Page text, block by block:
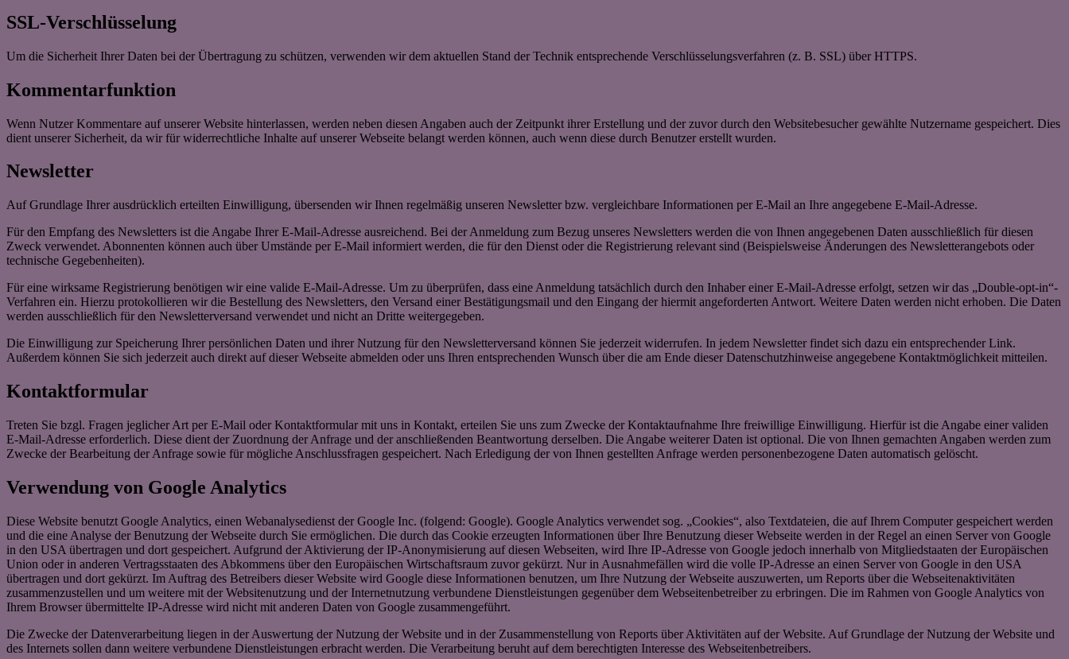
SSL-Verschlüsselung
Um die Sicherheit Ihrer Daten bei der Übertragung zu schützen, verwenden wir dem aktuellen Stand der Technik entsprechende Verschlüsselungsverfahren (z. B. SSL) über HTTPS.
Kommentarfunktion
Wenn Nutzer Kommentare auf unserer Website hinterlassen, werden neben diesen Angaben auch der Zeitpunkt ihrer Erstellung und der zuvor durch den Websitebesucher gewählte Nutzername gespeichert. Dies
dient unserer Sicherheit, da wir für widerrechtliche Inhalte auf unserer Webseite belangt werden können, auch wenn diese durch Benutzer erstellt wurden.
Newsletter
Auf Grundlage Ihrer ausdrücklich erteilten Einwilligung, übersenden wir Ihnen regelmäßig unseren Newsletter bzw. vergleichbare Informationen per E-Mail an Ihre angegebene E-Mail-Adresse.
Für den Empfang des Newsletters ist die Angabe Ihrer E-Mail-Adresse ausreichend. Bei der Anmeldung zum Bezug unseres Newsletters werden die von Ihnen angegebenen Daten ausschließlich für diesen
Zweck verwendet. Abonnenten können auch über Umstände per E-Mail informiert werden, die für den Dienst oder die Registrierung relevant sind (Beispielsweise Änderungen des Newsletterangebots oder
technische Gegebenheiten).
Für eine wirksame Registrierung benötigen wir eine valide E-Mail-Adresse. Um zu überprüfen, dass eine Anmeldung tatsächlich durch den Inhaber einer E-Mail-Adresse erfolgt, setzen wir das „Double-opt-in“-
Verfahren ein. Hierzu protokollieren wir die Bestellung des Newsletters, den Versand einer Bestätigungsmail und den Eingang der hiermit angeforderten Antwort. Weitere Daten werden nicht erhoben. Die Daten
werden ausschließlich für den Newsletterversand verwendet und nicht an Dritte weitergegeben.
Die Einwilligung zur Speicherung Ihrer persönlichen Daten und ihrer Nutzung für den Newsletterversand können Sie jederzeit widerrufen. In jedem Newsletter findet sich dazu ein entsprechender Link.
Außerdem können Sie sich jederzeit auch direkt auf dieser Webseite abmelden oder uns Ihren entsprechenden Wunsch über die am Ende dieser Datenschutzhinweise angegebene Kontaktmöglichkeit mitteilen.
Kontaktformular
Treten Sie bzgl. Fragen jeglicher Art per E-Mail oder Kontaktformular mit uns in Kontakt, erteilen Sie uns zum Zwecke der Kontaktaufnahme Ihre freiwillige Einwilligung. Hierfür ist die Angabe einer validen
E-Mail-Adresse erforderlich. Diese dient der Zuordnung der Anfrage und der anschließenden Beantwortung derselben. Die Angabe weiterer Daten ist optional. Die von Ihnen gemachten Angaben werden zum
Zwecke der Bearbeitung der Anfrage sowie für mögliche Anschlussfragen gespeichert. Nach Erledigung der von Ihnen gestellten Anfrage werden personenbezogene Daten automatisch gelöscht.
Verwendung von Google Analytics
Diese Website benutzt Google Analytics, einen Webanalysedienst der Google Inc. (folgend: Google). Google Analytics verwendet sog. „Cookies“, also Textdateien, die auf Ihrem Computer gespeichert werden
und die eine Analyse der Benutzung der Webseite durch Sie ermöglichen. Die durch das Cookie erzeugten Informationen über Ihre Benutzung dieser Webseite werden in der Regel an einen Server von Google
in den USA übertragen und dort gespeichert. Aufgrund der Aktivierung der IP-Anonymisierung auf diesen Webseiten, wird Ihre IP-Adresse von Google jedoch innerhalb von Mitgliedstaaten der Europäischen
Union oder in anderen Vertragsstaaten des Abkommens über den Europäischen Wirtschaftsraum zuvor gekürzt. Nur in Ausnahmefällen wird die volle IP-Adresse an einen Server von Google in den USA
übertragen und dort gekürzt. Im Auftrag des Betreibers dieser Website wird Google diese Informationen benutzen, um Ihre Nutzung der Webseite auszuwerten, um Reports über die Webseitenaktivitäten
zusammenzustellen und um weitere mit der Websitenutzung und der Internetnutzung verbundene Dienstleistungen gegenüber dem Webseitenbetreiber zu erbringen. Die im Rahmen von Google Analytics von
Ihrem Browser übermittelte IP-Adresse wird nicht mit anderen Daten von Google zusammengeführt.
Die Zwecke der Datenverarbeitung liegen in der Auswertung der Nutzung der Website und in der Zusammenstellung von Reports über Aktivitäten auf der Website. Auf Grundlage der Nutzung der Website und
des Internets sollen dann weitere verbundene Dienstleistungen erbracht werden. Die Verarbeitung beruht auf dem berechtigten Interesse des Webseitenbetreibers.